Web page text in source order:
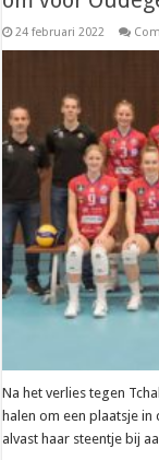
24 februari 2022
Na het verlies tegen
halen om een plaatsje
alvast haar steentje bij